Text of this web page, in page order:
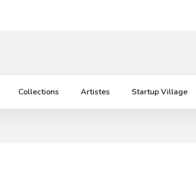
Collections Artistes Startup Village